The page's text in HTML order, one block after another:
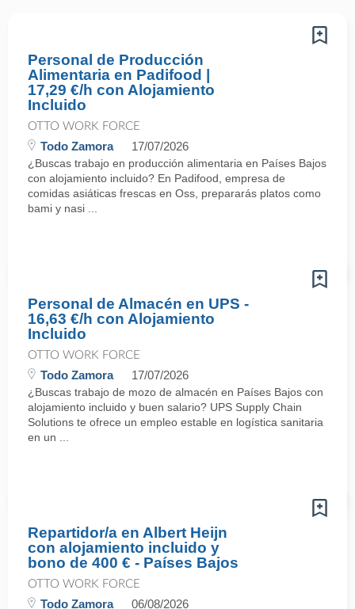
Personal de Producción
Alimentaria en Padifood |
17,29 €/h con Alojamiento
Incluido
OTTO WORK FORCE
Todo Zamora 17/07/2026
¿Buscas trabajo en producción alimentaria en Países Bajos
con alojamiento incluido? En Padifood, empresa de
comidas asiáticas frescas en Oss, prepararás platos como
bami y nasi ...
Personal de Almacén en UPS -
16,63 €/h con Alojamiento
Incluido
OTTO WORK FORCE
Todo Zamora 17/07/2026
¿Buscas trabajo de mozo de almacén en Países Bajos con
alojamiento incluido y buen salario? UPS Supply Chain
Solutions te ofrece un empleo estable en logística sanitaria
en un ...
Repartidor/a en Albert Heijn
con alojamiento incluido y
bono de 400 € - Países Bajos
OTTO WORK FORCE
Todo Zamora 06/08/2026